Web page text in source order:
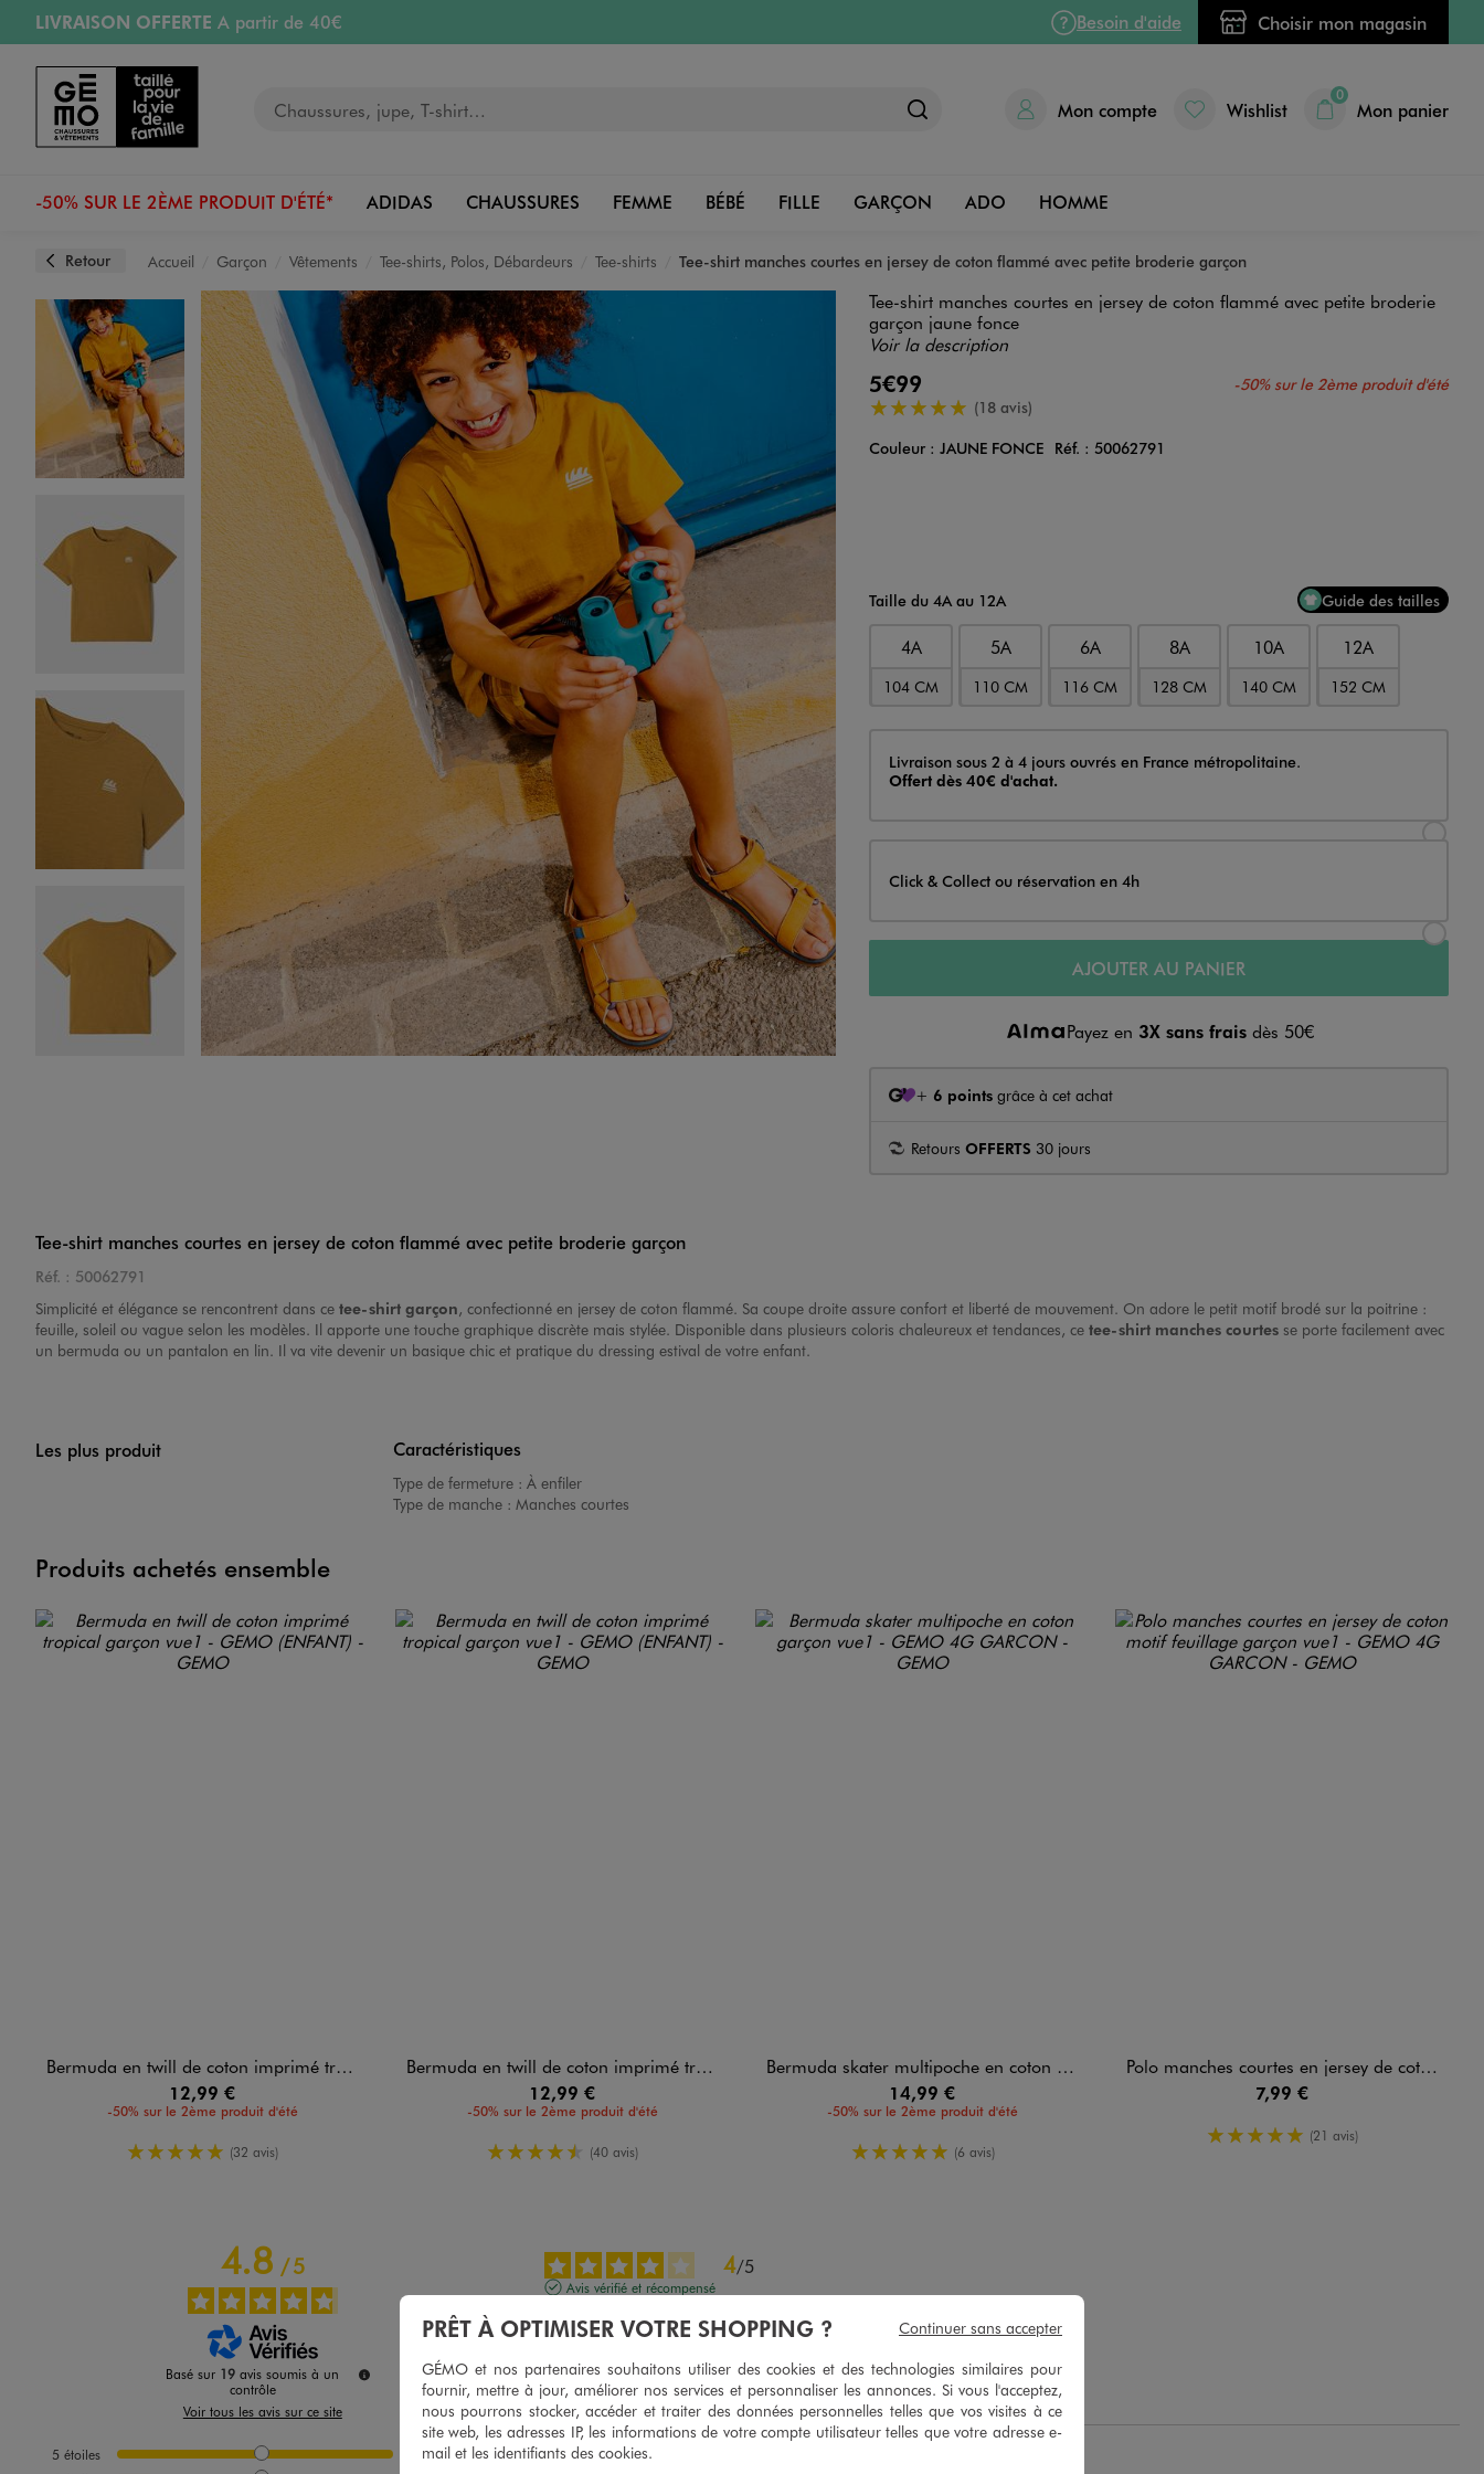
Aller au contenu principal
Aller à la navigation
LIVRAISON OFFERTE A partir de 40€
RETRAIT ET LIVRAISON OFFERTE
RÉSERVATION GRATUITE
4h en magasin
Retours OFFERTSpendant 30 jours
Besoin d'aide Choisir mon magasin
Mon compte Wishlist
0
Mon panier
-50% SUR LE 2ÈME PRODUIT D'ÉTÉ* ADIDAS CHAUSSURES FEMME BÉBÉ FILLE GARÇON ADO HOMME
Retour Accueil Garçon Vêtements Tee-shirts, Polos, Débardeurs Tee-shirts Tee-shirt manches courtes en jersey de coton flammé avec petite broderie garçon
Image 1 sur 4
Image 3 sur 4
Tee-shirt manches courtes en jersey de coton flammé avec petite broderie
garçon jaune fonce
Voir la description
5€99 -50% sur le 2ème produit d'été
5/5 de moyenne(18 avis)
Couleur
Couleur : JAUNE FONCE Réf. : 50062791
Taille du 4A au 12A Guide des tailles
4A
104 CM
5A
110 CM
6A
116 CM
8A
128 CM
10A
140 CM
12A
152 CM
Livraison
Livraison sous 2 à 4 jours ouvrés en France métropolitaine.
Offert dès 40€ d'achat.
Click & Collect ou réservation en 4h
AJOUTER AU PANIER
Payez en 3X sans fraisdès 50€
+ 6 pointsgrâce à cet achat
Retours OFFERTS 30 jours
Tee-shirt manches courtes en jersey de coton flammé avec petite broderie garçon
Réf. : 50062791
Simplicité et élégance se rencontrent dans ce tee-shirt garçon, confectionné en jersey de coton flammé. Sa coupe droite assure confort et liberté de mouvement. On adore le petit motif brodé sur la poitrine :
feuille, soleil ou vague selon les modèles. Il apporte une touche graphique discrète mais stylée. Disponible dans plusieurs coloris chaleureux et tendances, ce tee-shirt manches courtes se porte facilement avec
un bermuda ou un pantalon en lin. Il va vite devenir un basique chic et pratique du dressing estival de votre enfant.
Les plus produit Caractéristiques
Type de fermeture : À enfiler
Type de manche : Manches courtes
Produits achetés ensemble
Bermuda en twill de coton imprimé tropical garçon
12,99 €
-50% sur le 2ème produit d'été
5/5 de moyenne
(32 avis)
Bermuda en twill de coton imprimé tropical garçon
12,99 €
-50% sur le 2ème produit d'été
4.5/5 de moyenne
(40 avis)
Bermuda skater multipoche en coton garçon
14,99 €
-50% sur le 2ème produit d'été
5/5 de moyenne
(6 avis)
Polo manches courtes en jersey de coton motif feuillage garçon
7,99 €
5/5 de moyenne
(21 avis)
4.8/5
Basé sur 19 avis soumis à un
contrôle
Voir tous les avis sur ce site
5 étoiles
16
4/5
Avis vérifié et récompensé
ras
Utile(0) Signaler
PRÊT À OPTIMISER VOTRE SHOPPING ?
GÉMO et nos partenaires souhaitons utiliser des cookies et des technologies similaires pour
fournir, mettre à jour, améliorer nos services et personnaliser les annonces. Si vous l'acceptez,
nous pourrons stocker, accéder et traiter des données personnelles telles que vos visites à ce
site web, les adresses IP, les informations de votre compte utilisateur telles que votre adresse e-
mail et les identifiants des cookies.
Continuer sans accepter